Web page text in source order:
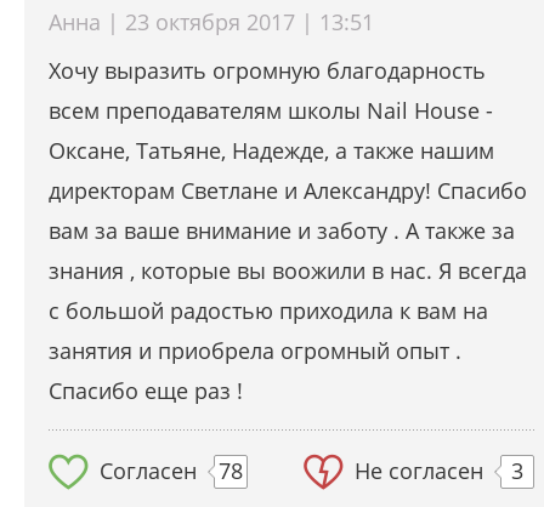
Анна | 23 октября 2017 | 13:51
Хочу выразить огромную благодарность
всем преподавателям школы Nail House -
Оксане, Татьяне, Надежде, а также нашим
директорам Светлане и Александру! Спасибо
вам за ваше внимание и заботу . А также за
знания , которые вы воожили в нас. Я всегда
с большой радостью приходила к вам на
занятия и приобрела огромный опыт .
Спасибо еще раз !
Согласен 78 Не согласен 3